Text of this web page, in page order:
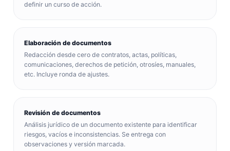
definir un curso de acción.
Elaboración de documentos
Redacción desde cero de contratos, actas, políticas,
comunicaciones, derechos de petición, otrosíes, manuales,
etc. Incluye ronda de ajustes.
Revisión de documentos
Análisis jurídico de un documento existente para identificar
riesgos, vacíos e inconsistencias. Se entrega con
observaciones y versión marcada.